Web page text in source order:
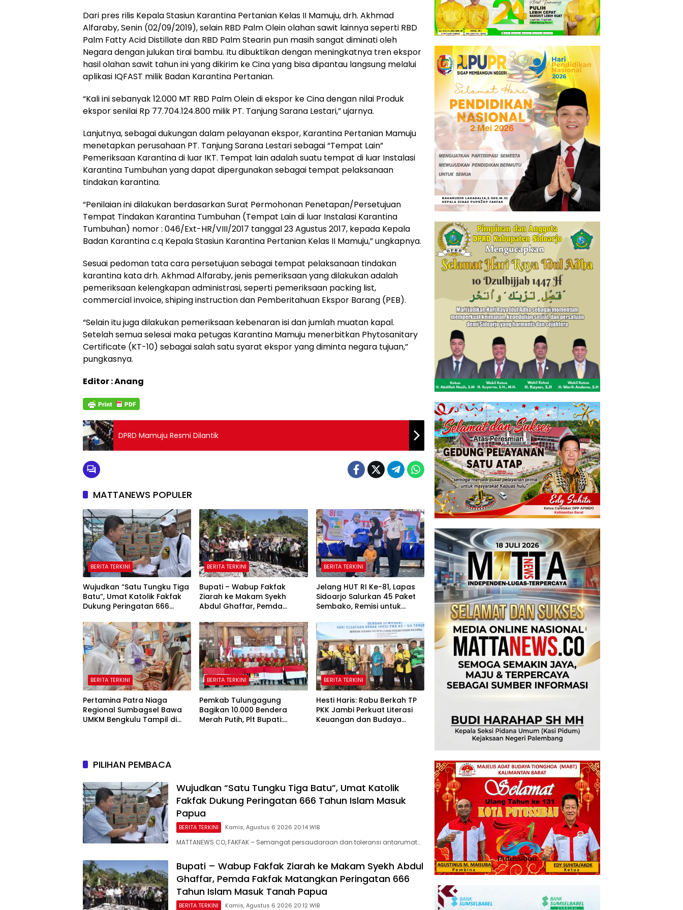
Dari pres rilis Kepala Stasiun Karantina Pertanian Kelas II Mamuju, drh. Akhmad
Alfaraby, Senin (02/09/2019), selain RBD Palm Olein olahan sawit lainnya seperti RBD
Palm Fatty Acid Distillate dan RBD Palm Stearin pun masih sangat diminati oleh
Negara dengan julukan tirai bambu. Itu dibuktikan dengan meningkatnya tren ekspor
hasil olahan sawit tahun ini yang dikirim ke Cina yang bisa dipantau langsung melalui
aplikasi IQFAST milik Badan Karantina Pertanian.
“Kali ini sebanyak 12.000 MT RBD Palm Olein di ekspor ke Cina dengan nilai Produk
ekspor senilai Rp 77.704.124.800 milik PT. Tanjung Sarana Lestari,” ujarnya.
Lanjutnya, sebagai dukungan dalam pelayanan ekspor, Karantina Pertanian Mamuju
menetapkan perusahaan PT. Tanjung Sarana Lestari sebagai “Tempat Lain”
Pemeriksaan Karantina di luar IKT. Tempat lain adalah suatu tempat di luar Instalasi
Karantina Tumbuhan yang dapat dipergunakan sebagai tempat pelaksanaan
tindakan karantina.
“Penilaian ini dilakukan berdasarkan Surat Permohonan Penetapan/Persetujuan
Tempat Tindakan Karantina Tumbuhan (Tempat Lain di luar Instalasi Karantina
Tumbuhan) nomor : 046/Ext-HR/VIII/2017 tanggal 23 Agustus 2017, kepada Kepala
Badan Karantina c.q Kepala Stasiun Karantina Pertanian Kelas II Mamuju,” ungkapnya.
Sesuai pedoman tata cara persetujuan sebagai tempat pelaksanaan tindakan
karantina kata drh. Akhmad Alfaraby, jenis pemeriksaan yang dilakukan adalah
pemeriksaan kelengkapan administrasi, seperti pemeriksaan packing list,
commercial invoice, shiping instruction dan Pemberitahuan Ekspor Barang (PEB).
“Selain itu juga dilakukan pemeriksaan kebenaran isi dan jumlah muatan kapal.
Setelah semua selesai maka petugas Karantina Mamuju menerbitkan Phytosanitary
Certificate (KT-10) sebagai salah satu syarat ekspor yang diminta negara tujuan,”
pungkasnya.
Editor : Anang
DPRD Mamuju Resmi Dilantik
MATTANEWS POPULER
BERITA TERKINI
Wujudkan “Satu Tungku Tiga
Batu”, Umat Katolik Fakfak
Dukung Peringatan 666
BERITA TERKINI
Bupati – Wabup Fakfak
Ziarah ke Makam Syekh
Abdul Ghaffar, Pemda
Peringatan 666 Tahun Islam
Masuk Tanah Papua
BERITA TERKINI
Jelang HUT RI Ke-81, Lapas
Sidoarjo Salurkan 45 Paket
Sembako, Remisi untuk
BERITA TERKINI
Pertamina Patra Niaga
Regional Sumbagsel Bawa
UMKM Bengkulu Tampil di
BERITA TERKINI
Pemkab Tulungagung
Bagikan 10.000 Bendera
Merah Putih, Plt Bupati:
BERITA TERKINI
Hesti Haris: Rabu Berkah TP
PKK Jambi Perkuat Literasi
Keuangan dan Budaya
PILIHAN PEMBACA
Wujudkan “Satu Tungku Tiga Batu”, Umat Katolik
Fakfak Dukung Peringatan 666 Tahun Islam Masuk
Papua
BERITA TERKINI Kamis, Agustus 6 2026 20:14 WIB
MATTANEWS.CO, FAKFAK – Semangat persaudaraan dan toleransi antarumat…
Bupati – Wabup Fakfak Ziarah ke Makam Syekh Abdul
Ghaffar, Pemda Fakfak Matangkan Peringatan 666
Tahun Islam Masuk Tanah Papua
BERITA TERKINI Kamis, Agustus 6 2026 20:12 WIB